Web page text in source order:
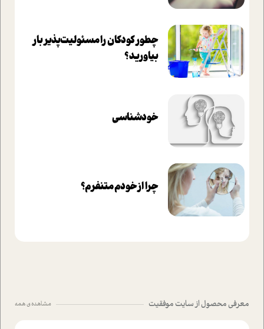
چطور کودکان را مسئولیت‌پذیر بار
بیاورید؟
خودشناسی
چرا از خودم متنفرم؟
معرفی محصول از سایت موفقیت مشاهده ی همه